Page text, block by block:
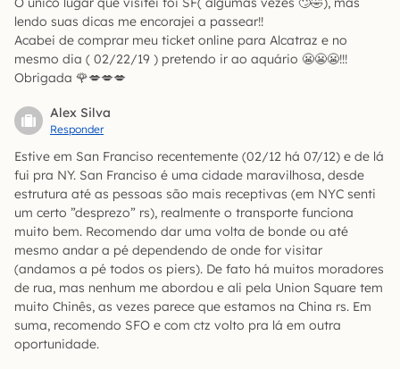
lendo suas dicas me encorajei a passear!!
Acabei de comprar meu ticket online para Alcatraz e no
mesmo dia ( 02/22/19 ) pretendo ir ao aquário 😬😬😬!!!
Obrigada 🌹💋💋💋
Alex Silva
Responder
Estive em San Franciso recentemente (02/12 há 07/12) e de lá
fui pra NY. San Franciso é uma cidade maravilhosa, desde
estrutura até as pessoas são mais receptivas (em NYC senti
um certo ”desprezo” rs), realmente o transporte funciona
muito bem. Recomendo dar uma volta de bonde ou até
mesmo andar a pé dependendo de onde for visitar
(andamos a pé todos os piers). De fato há muitos moradores
de rua, mas nenhum me abordou e ali pela Union Square tem
muito Chinês, as vezes parece que estamos na China rs. Em
suma, recomendo SFO e com ctz volto pra lá em outra
oportunidade.